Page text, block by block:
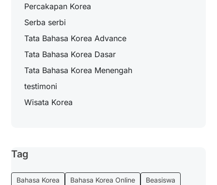
Percakapan Korea
Serba serbi
Tata Bahasa Korea Advance
Tata Bahasa Korea Dasar
Tata Bahasa Korea Menengah
testimoni
Wisata Korea
Tag
Bahasa Korea Bahasa Korea Online
Beasiswa